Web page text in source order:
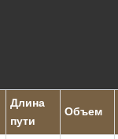
Длина
пути
Объем